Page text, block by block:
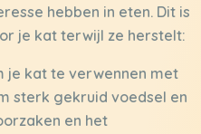
hebben in eten. Dit is
je kat terwijl ze herstelt:
je kat te verwennen met
sterk gekruid voedsel en
en het